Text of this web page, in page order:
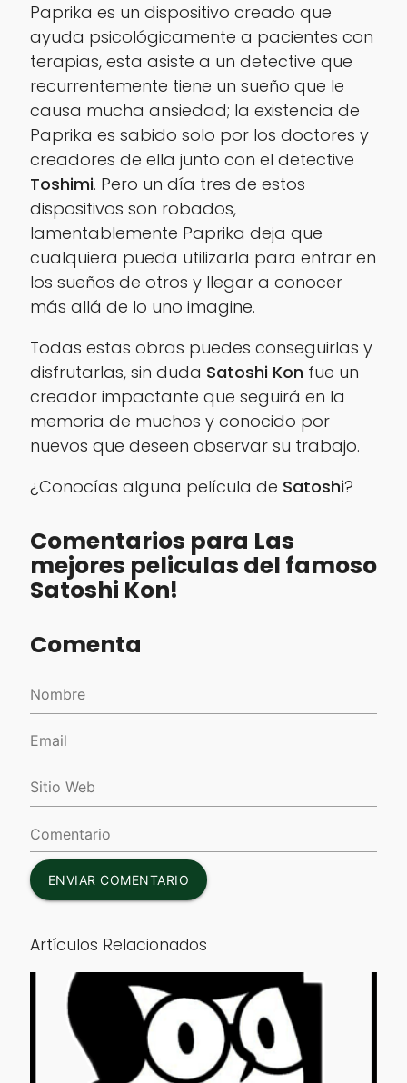
Paprika es un dispositivo creado que
ayuda psicológicamente a pacientes con
terapias, esta asiste a un detective que
recurrentemente tiene un sueño que le
causa mucha ansiedad; la existencia de
Paprika es sabido solo por los doctores y
creadores de ella junto con el detective
Toshimi. Pero un día tres de estos
dispositivos son robados,
lamentablemente Paprika deja que
cualquiera pueda utilizarla para entrar en
los sueños de otros y llegar a conocer
más allá de lo uno imagine.
Todas estas obras puedes conseguirlas y
disfrutarlas, sin duda Satoshi Kon fue un
creador impactante que seguirá en la
memoria de muchos y conocido por
nuevos que deseen observar su trabajo.
¿Conocías alguna película de Satoshi?
Comentarios para Las
mejores peliculas del famoso
Satoshi Kon!
Comenta
ENVIAR COMENTARIO
Artículos Relacionados